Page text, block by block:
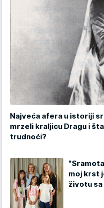
Najveća afera u istoriji
mrzeli kraljicu Dragu i
trudnoći?
moj krst
životu sa